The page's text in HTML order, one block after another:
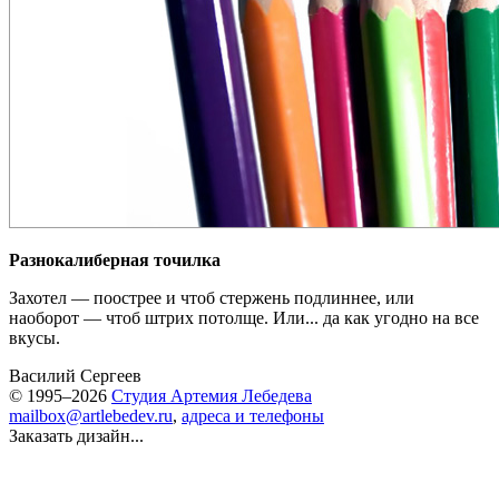
Разнокалиберная точилка
Захотел — поострее и чтоб стержень подлиннее, или
наоборот — чтоб штрих потолще. Или... да как угодно на все
вкусы.
Василий Сергеев
© 1995–2026 Студия Артемия Лебедева
mailbox@artlebedev.ru, адреса и телефоны
Заказать дизайн...